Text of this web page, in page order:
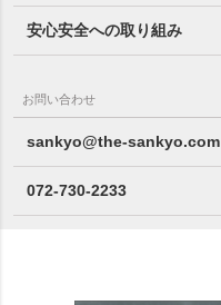
安心安全への取り組み
お問い合わせ
sankyo@the-sankyo.com
072-730-2233